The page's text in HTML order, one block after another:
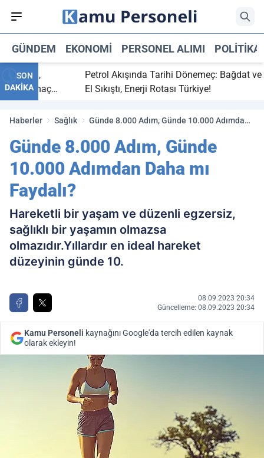
GÜNDEM EKONOMI PERSONEL ALIMI POLITIKA
SON
DAKİKA
bitti,
maç
Petrol Akışında Tarihi Dönemeç: Bağdat ve
El Sıkıştı, Enerji Rotası Türkiye!
Haberler Sağlık
Günde 8.000 Adım, Günde 10.000 Adımdan
Günde 8.000 Adım, Günde
10.000 Adımdan Daha mı
Faydalı?
Hareketli bir yaşam ve düzenli egzersiz,
sağlıklı bir yaşamın olmazsa
olmazıdır.Yıllardır en ideal hareket
düzeyinin günde 10.
08.09.2023 20:34
Güncelleme: 08.09.2023 20:34
Kamu Personeli kaynağını Google'da tercih edilen kaynak
olarak ekleyin!